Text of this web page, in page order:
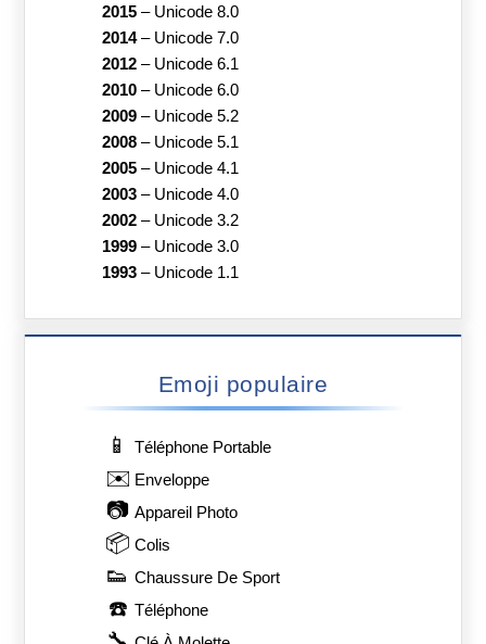
2015– Unicode 8.0
2014– Unicode 7.0
2012– Unicode 6.1
2010– Unicode 6.0
2009– Unicode 5.2
2008– Unicode 5.1
2005– Unicode 4.1
2003– Unicode 4.0
2002– Unicode 3.2
1999– Unicode 3.0
1993– Unicode 1.1
Emoji populaire
📱 Téléphone Portable
✉️ Enveloppe
📷 Appareil Photo
📦 Colis
👟 Chaussure De Sport
☎️ Téléphone